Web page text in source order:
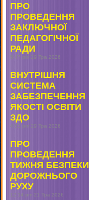
ПРО
ПРОВЕДЕННЯ
ЗАКЛЮЧНОЇ
ПЕДАГОГІЧНОЇ
РАДИ
5:47 pm 29 Тра 2026
ВНУТРІШНЯ
СИСТЕМА
ЗАБЕЗПЕЧЕННЯ
ЯКОСТІ ОСВІТИ
ЗДО
4:53 pm 29 Тра 2026
ПРО
ПРОВЕДЕННЯ
ТИЖНЯ БЕЗПЕКИ
ДОРОЖНЬОГО
РУХУ
12:14 pm 21 Тра 2026